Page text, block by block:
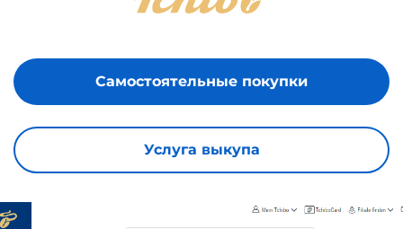
Услуга выкупа
Самостоятельные покупки